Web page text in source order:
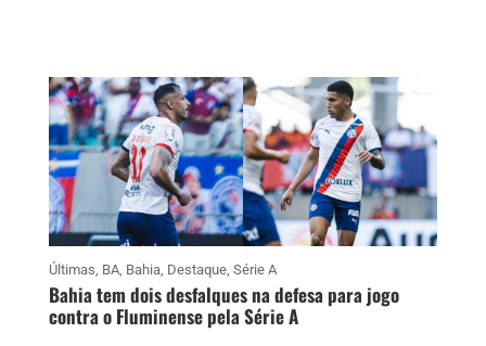
Últimas, BA, Bahia, Destaque, Série A
Bahia tem dois desfalques na defesa para jogo
contra o Fluminense pela Série A